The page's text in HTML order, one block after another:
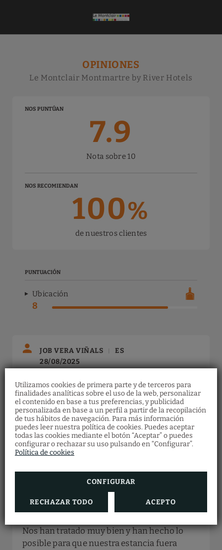
Utilizamos cookies de primera parte y de terceros para
finalidades analíticas sobre el uso de la web, personalizar
el contenido en base a tus preferencias, y publicidad
personalizada en base a un perfil a partir de la recopilación
de tus hábitos de navegación. Para más información
puedes leer nuestra política de cookies. Puedes aceptar
todas las cookies mediante el botón “Aceptar” o puedes
configurar o rechazar su uso pulsando en “Configurar”.
Política de cookies
CONFIGURAR
RECHAZAR TODO ACEPTO
OPINIONES
Le Montclair Montmartre by River Hotels
NOS PUNTÚAN
7.9
Nota sobre 10
NOS RECOMIENDAN
100%
de nuestros clientes
PUNTUACIÓN
Ubicación
8
JOB VERA VIÑALS
ES
28/08/2025
Limpieza
9/10
Atención personal
10/10
Confort de las
habitaciones
9/10
Ubicación
10/10
Instalaciones del hotel
Buena atención
Nos han tratado muy bien y han hecho lo
posible para que nuestra estancia fuera